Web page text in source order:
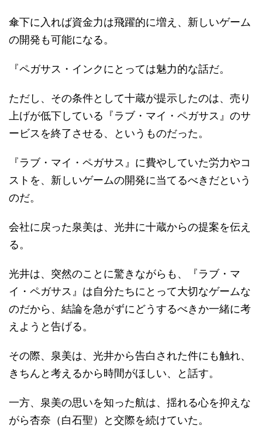
傘下に入れば資金力は飛躍的に増え、新しいゲーム
の開発も可能になる。
『ペガサス・インクにとっては魅力的な話だ。
ただし、その条件として十蔵が提示したのは、売り
上げが低下している『ラブ・マイ・ペガサス』のサ
ービスを終了させる、というものだった。
『ラブ・マイ・ペガサス』に費やしていた労力やコ
ストを、新しいゲームの開発に当てるべきだという
のだ。
会社に戻った泉美は、光井に十蔵からの提案を伝え
る。
光井は、突然のことに驚きながらも、『ラブ・マ
イ・ペガサス』は自分たちにとって大切なゲームな
のだから、結論を急がずにどうするべきか一緒に考
えようと告げる。
その際、泉美は、光井から告白された件にも触れ、
きちんと考えるから時間がほしい、と話す。
一方、泉美の思いを知った航は、揺れる心を抑えな
がら杏奈（白石聖）と交際を続けていた。